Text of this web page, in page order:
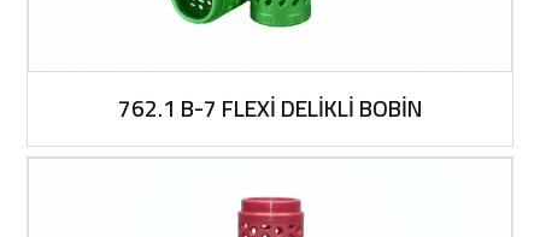
762.1 B-7 FLEXİ DELİKLİ BOBİN